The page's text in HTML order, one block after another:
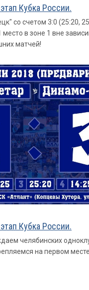
Кубка России.
со счетом 3:0 (25:20,
в зоне 1 вне
матчей!
Кубка России.
челябинских
на первом